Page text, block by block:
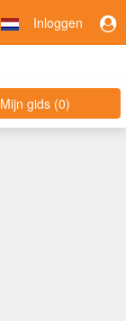
Inloggen
Mijn gids (0)